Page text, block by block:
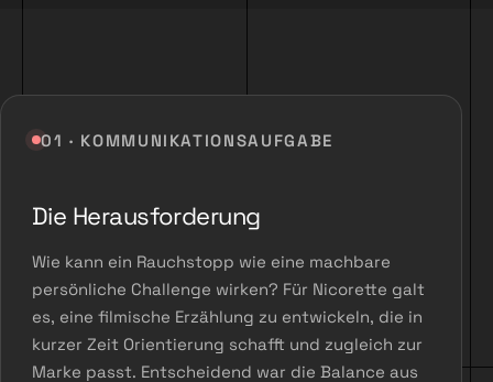
01 · KOMMUNIKATIONSAUFGABE
Die Herausforderung
Wie kann ein Rauchstopp wie eine machbare
persönliche Challenge wirken? Für Nicorette galt
es, eine filmische Erzählung zu entwickeln, die in
kurzer Zeit Orientierung schafft und zugleich zur
Marke passt. Entscheidend war die Balance aus